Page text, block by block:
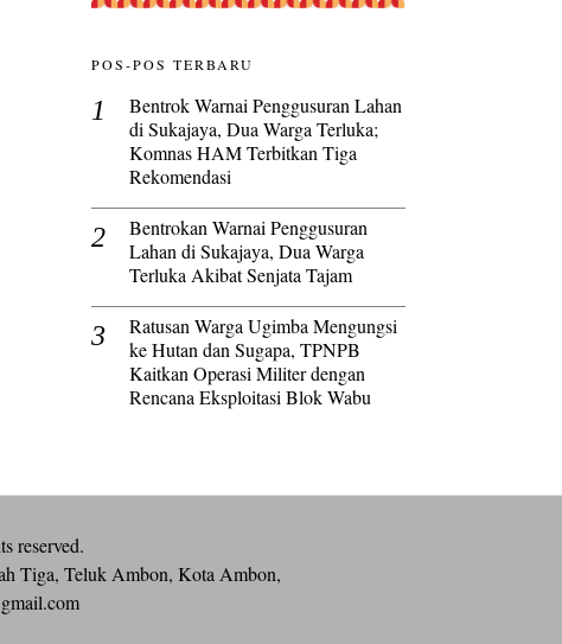
POS-POS TERBARU
Bentrok Warnai Penggusuran Lahan
di Sukajaya, Dua Warga Terluka;
Komnas HAM Terbitkan Tiga
Rekomendasi
Bentrokan Warnai Penggusuran
Lahan di Sukajaya, Dua Warga
Terluka Akibat Senjata Tajam
Ratusan Warga Ugimba Mengungsi
ke Hutan dan Sugapa, TPNPB
Kaitkan Operasi Militer dengan
Rencana Eksploitasi Blok Wabu
reserved.
Tiga, Teluk Ambon, Kota Ambon,